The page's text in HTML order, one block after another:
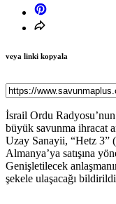
veya linki kopyala
İsrail Ordu
büyük savunma ihracat
Uzay Sanayii, “Hetz 3”
Almanya’ya satışına
Genişletilecek
şekele ulaşacağı